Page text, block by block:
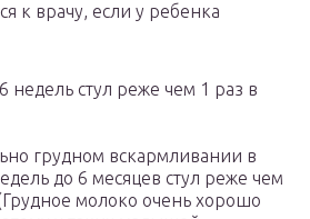
к врачу, если у ребенка
недель стул реже чем 1 раз в
грудном вскармливании в
до 6 месяцев стул реже чем
молоко очень хорошо